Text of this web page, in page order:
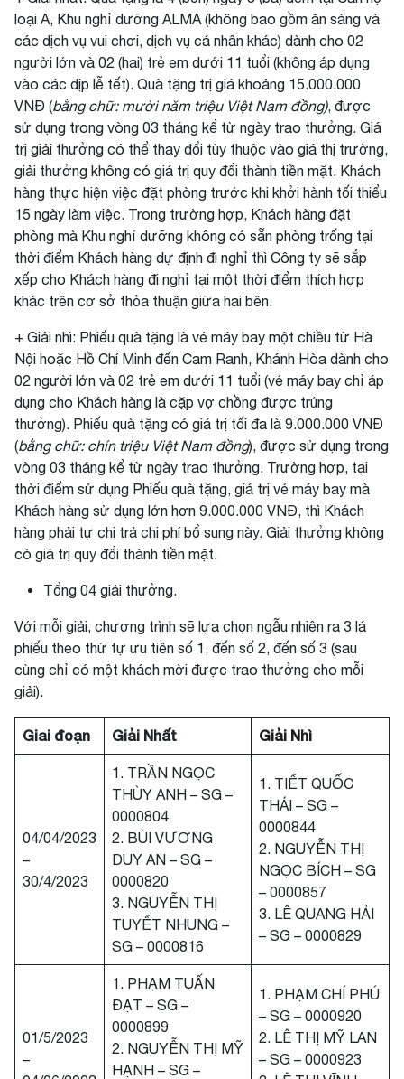
loại A, Khu nghỉ dưỡng ALMA (không bao gồm ăn sáng và
các dịch vụ vui chơi, dịch vụ cá nhân khác) dành cho 02
người lớn và 02 (hai) trẻ em dưới 11 tuổi (không áp dụng
vào các dịp lễ tết). Quà tặng trị giá khoảng 15.000.000
VNĐ (bằng chữ: mười năm triệu Việt Nam đồng), được
sử dụng trong vòng 03 tháng kể từ ngày trao thưởng. Giá
trị giải thưởng có thể thay đổi tùy thuộc vào giá thị trường,
giải thưởng không có giá trị quy đổi thành tiền mặt. Khách
hàng thực hiện việc đặt phòng trước khi khởi hành tối thiểu
15 ngày làm việc. Trong trường hợp, Khách hàng đặt
phòng mà Khu nghỉ dưỡng không có sẵn phòng trống tại
thời điểm Khách hàng dự định đi nghỉ thì Công ty sẽ sắp
xếp cho Khách hàng đi nghỉ tại một thời điểm thích hợp
khác trên cơ sở thỏa thuận giữa hai bên.
+ Giải nhì: Phiếu quà tặng là vé máy bay một chiều từ Hà
Nội hoặc Hồ Chí Minh đến Cam Ranh, Khánh Hòa dành cho
02 người lớn và 02 trẻ em dưới 11 tuổi (vé máy bay chỉ áp
dụng cho Khách hàng là cặp vợ chồng được trúng
thưởng). Phiếu quà tặng có giá trị tối đa là 9.000.000 VNĐ
(bằng chữ: chín triệu Việt Nam đồng), được sử dụng trong
vòng 03 tháng kể từ ngày trao thưởng. Trường hợp, tại
thời điểm sử dụng Phiếu quà tặng, giá trị vé máy bay mà
Khách hàng sử dụng lớn hơn 9.000.000 VNĐ, thì Khách
hàng phải tự chi trả chi phí bổ sung này. Giải thưởng không
có giá trị quy đổi thành tiền mặt.
Tổng 04 giải thưởng.
Với mỗi giải, chương trình sẽ lựa chọn ngẫu nhiên ra 3 lá
phiếu theo thứ tự ưu tiên số 1, đến số 2, đến số 3 (sau
cùng chỉ có một khách mời được trao thưởng cho mỗi
giải).
Giai đoạn Giải Nhất Giải Nhì
04/04/2023
–
30/4/2023
1. TRẦN NGỌC
THÙY ANH – SG –
0000804
2. BÙI VƯƠNG
DUY AN – SG –
0000820
3. NGUYỄN THỊ
TUYẾT NHUNG –
SG – 0000816
1. TIẾT QUỐC
THÁI – SG –
0000844
2. NGUYỄN THỊ
NGỌC BÍCH – SG
– 0000857
3. LÊ QUANG HẢI
– SG – 0000829
01/5/2023
–
1. PHẠM TUẤN
ĐẠT – SG –
0000899
2. NGUYỄN THỊ MỸ
HẠNH – SG –
1. PHẠM CHÍ PHÚ
– SG – 0000920
2. LÊ THỊ MỸ LAN
– SG – 0000923